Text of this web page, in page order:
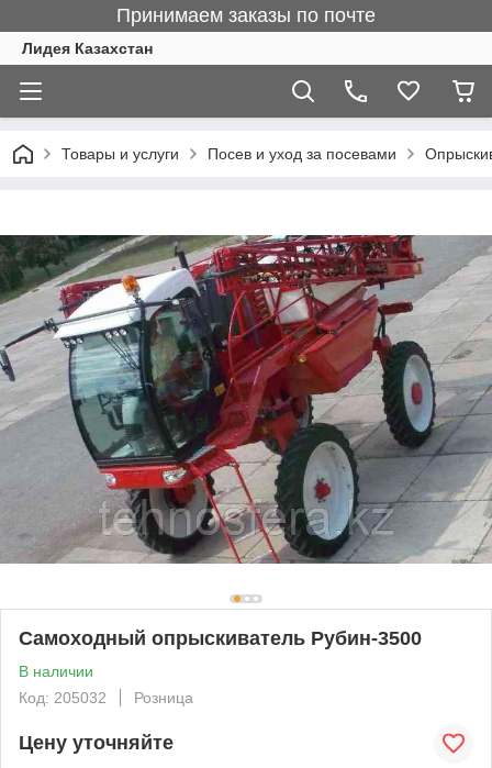
Принимаем заказы по почте
Лидея Казахстан
Товары и услуги Посев и уход за посевами
Самоходный опрыскиватель Рубин-3500
В наличии
Код: 205032
Розница
Цену уточняйте